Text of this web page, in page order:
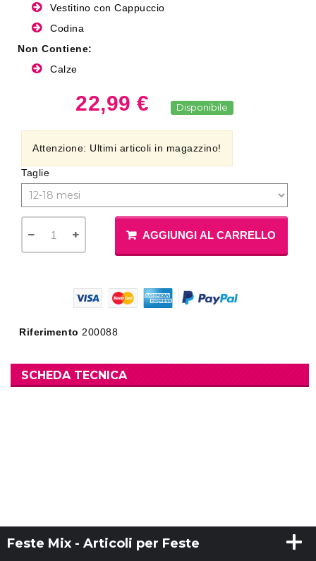
Vestitino con Cappuccio
Codina
Non Contiene:
Calze
22,99 € Disponibile
Attenzione: Ultimi articoli in magazzino!
Taglie
AGGIUNGI AL CARRELLO
Riferimento 200088
SCHEDA TECNICA
Feste Mix - Articoli per Feste